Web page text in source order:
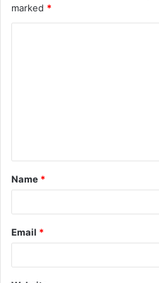
marked *
Name *
Email *